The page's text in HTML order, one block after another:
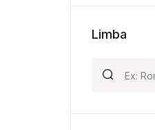
Limba